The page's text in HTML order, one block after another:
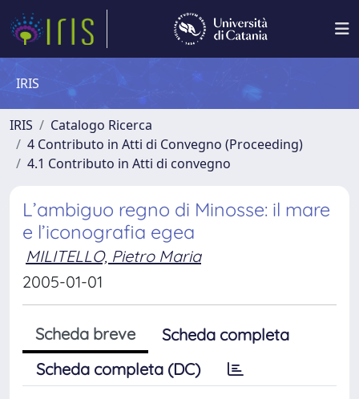
IRIS
IRIS
Catalogo Ricerca
4 Contributo in Atti di Convegno (Proceeding)
4.1 Contributo in Atti di convegno
L’ambiguo regno di Minosse: il mare
e l’iconografia egea
MILITELLO, Pietro Maria
2005-01-01
Scheda breve
Scheda completa
Scheda completa (DC)